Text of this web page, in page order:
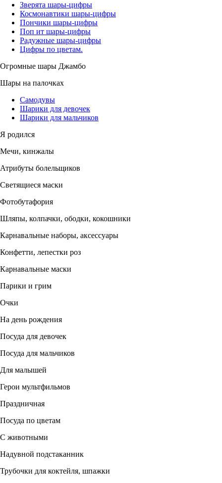
Зверята шары-цифры
Космонавтики шары-цифры
Пончики шары-цифры
Поп ит шары-цифры
Радужные шары-цифры
Цифры по цветам.
Огромные шары Джамбо
Шары на палочках
Самодувы
Шарики для девочек
Шарики для мальчиков
Я родился
Мечи, кинжалы
Атрибуты болельщиков
Светящиеся маски
Фотобутафория
Шляпы, колпачки, ободки, кокошники
Карнавальные наборы, аксессуары
Конфетти, лепестки роз
Карнавальные маски
Парики и грим
Очки
На день рождения
Посуда для девочек
Посуда для мальчиков
Для малышей
Герои мультфильмов
Праздничная
Посуда по цветам
С животными
Надувной подстаканник
Трубочки для коктейля, шпажки